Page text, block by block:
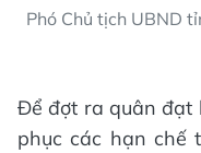
Phó Chủ tịch UBND
Để đợt ra quân đạt
phục các hạn chế